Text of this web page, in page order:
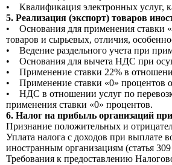
• Квалификация электронных услуг,
5. Реализация (экспорт) товаров
• Основания для применения ставки
товаров и сырьевых, отличия,
• Ведение раздельного учета при
• Основания для вычета НДС при
• Применение ставки 22% в
• Применение ставки «0» процентов
• НДС в отношении услуг по
применения ставки «0» процентов.
6. Налог на прибыль организаций
Признание положительных и
Уплата налога с доходов при выплате
иностранным организациям (статья
Требования к предоставлению